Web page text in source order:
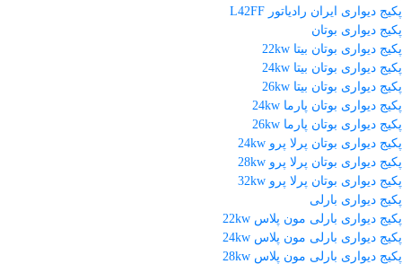
پکیج دیواری ایران رادیاتور L42FF
پکیج دیواری بوتان
پکیج دیواری بوتان بیتا 22kw
پکیج دیواری بوتان بیتا 24kw
پکیج دیواری بوتان بیتا 26kw
پکیج دیواری بوتان پارما 24kw
پکیج دیواری بوتان پارما 26kw
پکیج دیواری بوتان پرلا پرو 24kw
پکیج دیواری بوتان پرلا پرو 28kw
پکیج دیواری بوتان پرلا پرو 32kw
پکیج دیواری بارلی
پکیج دیواری بارلی مون پلاس 22kw
پکیج دیواری بارلی مون پلاس 24kw
پکیج دیواری بارلی مون پلاس 28kw